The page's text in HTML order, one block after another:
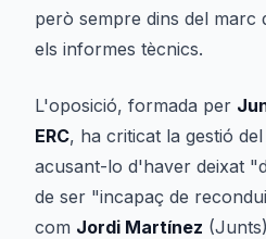
però sempre dins del marc
els informes tècnics.
L'oposició, formada per
ERC, ha criticat la gestió
acusant-lo d'haver deixat
de ser "incapaç de
com Jordi Martínez